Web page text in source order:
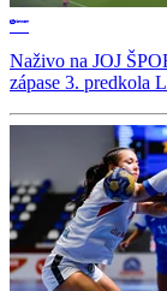
Naživo na JOJ
zápase 3. predkola